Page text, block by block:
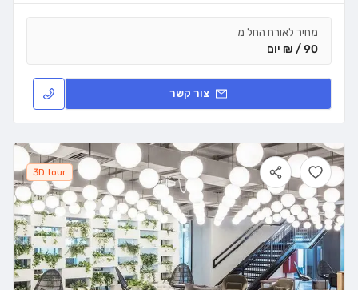
מחיר לאורח החל מ
90 / ₪ יום
צור קשר
3D tour